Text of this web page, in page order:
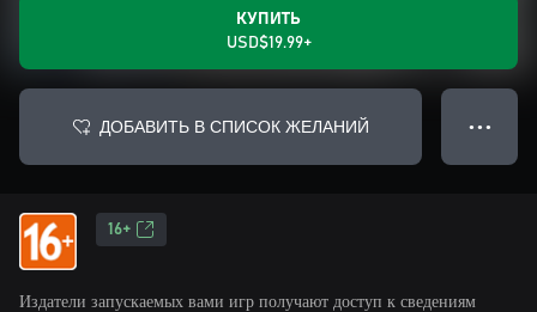
КУПИТЬ
USD$19.99+
ДОБАВИТЬ В СПИСОК ЖЕЛАНИЙ ● ● ●
16+
Издатели запускаемых вами игр получают доступ к сведениям